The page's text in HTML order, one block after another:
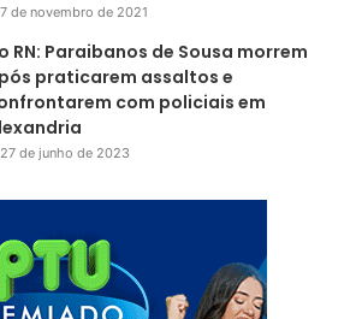
7 de novembro de 2021
RN: Paraibanos de Sousa morrem
praticarem assaltos e
com policiais em
27 de junho de 2023